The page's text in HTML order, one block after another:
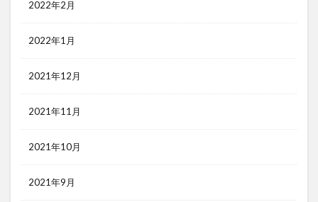
2022年2月
2022年1月
2021年12月
2021年11月
2021年10月
2021年9月